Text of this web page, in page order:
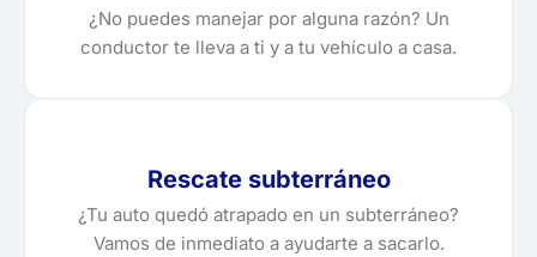
¿No puedes manejar por alguna razón? Un
conductor te lleva a ti y a tu vehículo a casa.
Rescate subterráneo
¿Tu auto quedó atrapado en un subterráneo?
Vamos de inmediato a ayudarte a sacarlo.